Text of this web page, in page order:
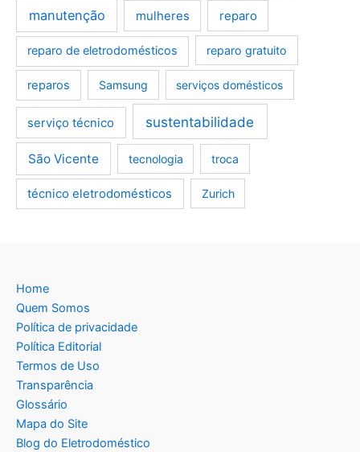
manutenção mulheres reparo
reparo de eletrodomésticos reparo gratuito
reparos Samsung serviços domésticos
serviço técnico sustentabilidade
São Vicente tecnologia troca
técnico eletrodomésticos Zurich
Home
Quem Somos
Política de privacidade
Política Editorial
Termos de Uso
Transparência
Glossário
Mapa do Site
Blog do Eletrodoméstico